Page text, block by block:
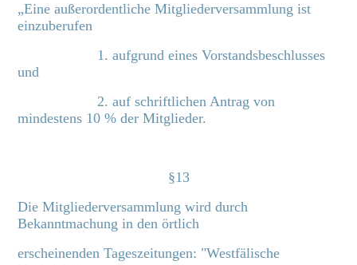
„Eine außerordentliche Mitgliederversammlung ist
einzuberufen
1. aufgrund eines Vorstandsbeschlusses
und
2. auf schriftlichen Antrag von
mindestens 10 % der Mitglieder.
§13
Die Mitgliederversammlung wird durch
Bekanntmachung in den örtlich
erscheinenden Tageszeitungen: "Westfälische